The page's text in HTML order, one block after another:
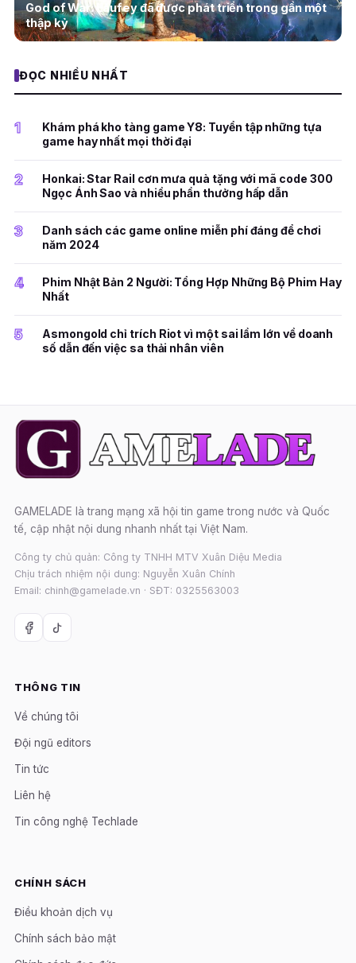
God of War: Laufey đã được phát triển trong gần một
thập kỷ
ĐỌC NHIỀU NHẤT
1
Khám phá kho tàng game Y8: Tuyển tập những tựa
game hay nhất mọi thời đại
2
Honkai: Star Rail cơn mưa quà tặng với mã code 300
Ngọc Ánh Sao và nhiều phần thưởng hấp dẫn
3
Danh sách các game online miễn phí đáng để chơi
năm 2024
4
Phim Nhật Bản 2 Người: Tổng Hợp Những Bộ Phim Hay
Nhất
5
Asmongold chỉ trích Riot vì một sai lầm lớn về doanh
số dẫn đến việc sa thải nhân viên
GAMELADE là trang mạng xã hội tin game trong nước và Quốc
tế, cập nhật nội dung nhanh nhất tại Việt Nam.
Công ty chủ quản: Công ty TNHH MTV Xuân Diệu Media
Chịu trách nhiệm nội dung: Nguyễn Xuân Chính
Email: chinh@gamelade.vn · SĐT: 0325563003
THÔNG TIN
Về chúng tôi
Đội ngũ editors
Tin tức
Liên hệ
Tin công nghệ Techlade
CHÍNH SÁCH
Điều khoản dịch vụ
Chính sách bảo mật